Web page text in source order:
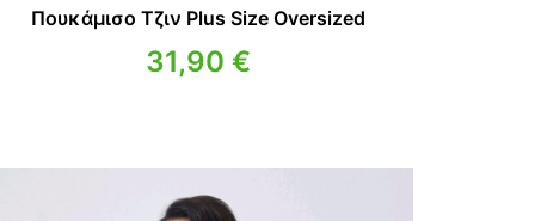
Πουκάμισο Τζιν Plus Size Oversized
31,90 €